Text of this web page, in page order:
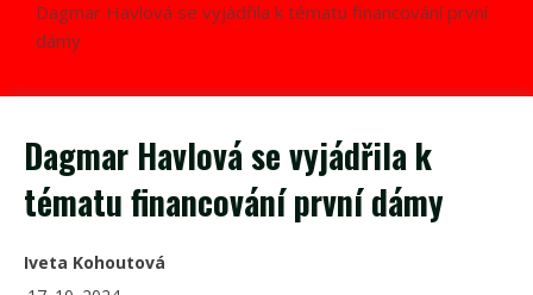
Dagmar Havlová se vyjádřila k tématu financování první
dámy
Dagmar Havlová se vyjádřila k
tématu financování první dámy
Iveta Kohoutová